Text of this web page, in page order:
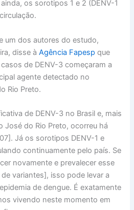
os sorotipos 1 e 2 (DENV-1
um dos autores do estudo,
disse àAgência Fapespque
de DENV-3 começaram a
agente detectado no
Rio Preto.
de DENV-3 no Brasil e, mais
José do Rio Preto, ocorreu há
Já os sorotipos DENV-1 e
continuamente pelo país. Se
novamente e prevalecer esse
variantes], isso pode levar a
de dengue. É exatamente
vivendo neste momento em